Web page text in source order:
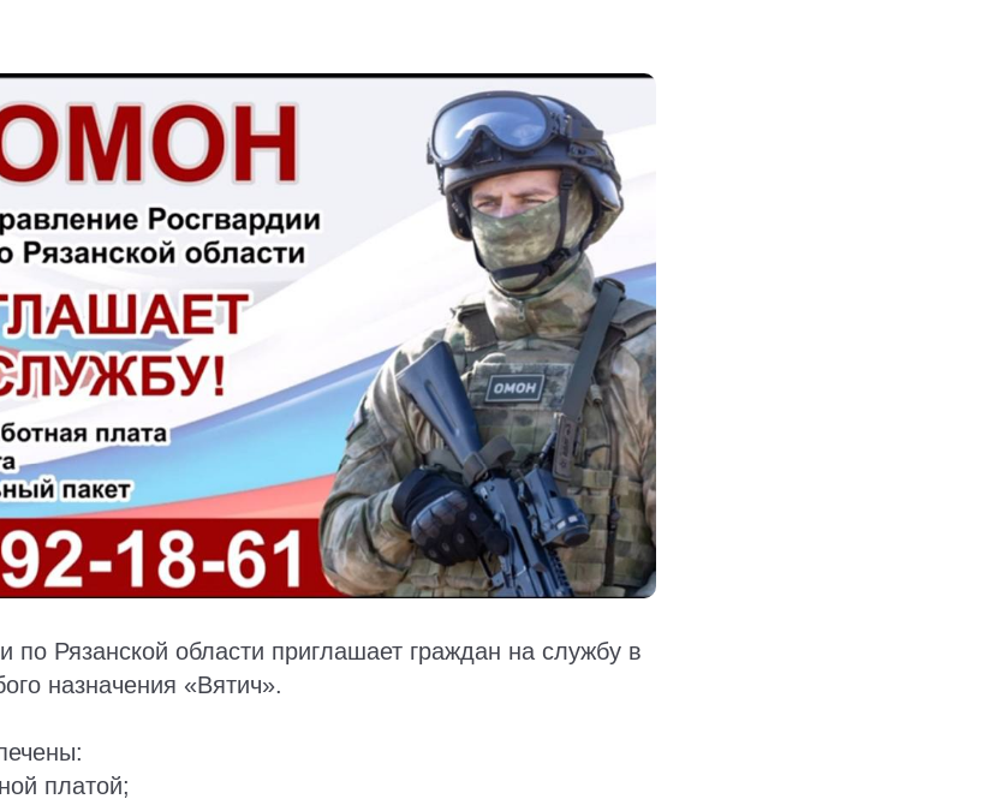
по Рязанской области приглашает граждан на службу в
назначения «Вятич».
платой;